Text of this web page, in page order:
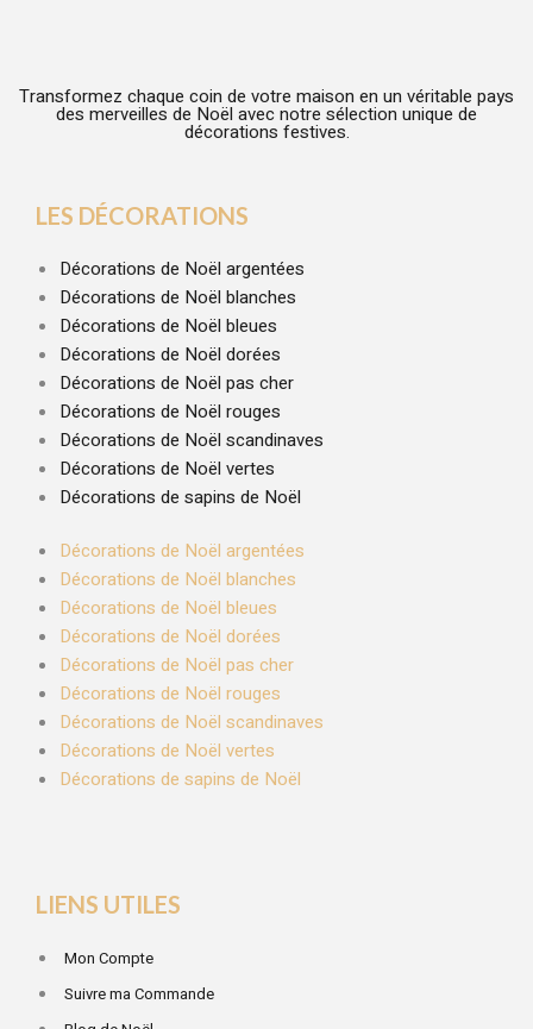
Transformez chaque coin de votre maison en un véritable pays
des merveilles de Noël avec notre sélection unique de
décorations festives.
LES DÉCORATIONS
Décorations de Noël argentées
Décorations de Noël blanches
Décorations de Noël bleues
Décorations de Noël dorées
Décorations de Noël pas cher
Décorations de Noël rouges
Décorations de Noël scandinaves
Décorations de Noël vertes
Décorations de sapins de Noël
Décorations de Noël argentées
Décorations de Noël blanches
Décorations de Noël bleues
Décorations de Noël dorées
Décorations de Noël pas cher
Décorations de Noël rouges
Décorations de Noël scandinaves
Décorations de Noël vertes
Décorations de sapins de Noël
LIENS UTILES
Mon Compte
Suivre ma Commande